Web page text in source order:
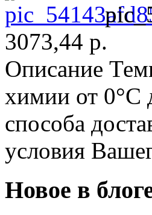
3073,44 р.
Описание
химии от 0°С
способа
условия
Новое в